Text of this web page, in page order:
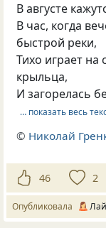
В августе
В час, когда
быстрой реки,
Тихо играет на
крыльца,
И загорелась
… показать весь
© Николай
46 2
Опубликовала